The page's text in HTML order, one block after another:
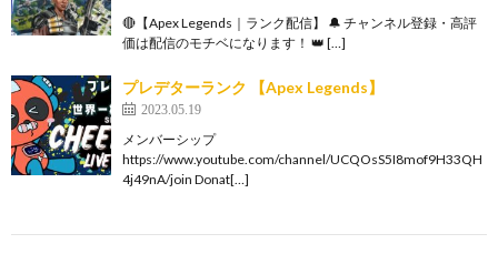
🔴【Apex Legends｜ランク配信】 🔔 チャンネル登録・高評
価は配信のモチベになります！ 👑 […]
プレデターランク 【Apex Legends】
2023.05.19
メンバーシップ
https://www.youtube.com/channel/UCQOsS5I8mof9H33QH
4j49nA/join Donat[…]